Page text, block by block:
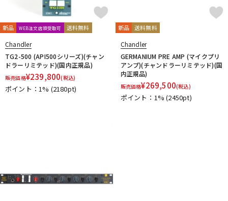
新品 WEB注文店頭受取可 送料無料
Chandler
TG2-500 (API500シリーズ)(チャン
ドラーリミテッド)(国内正規品)
販売価格¥239,800(税込)
ポイント：1% (2180pt)
新品 送料無料
Chandler
GERMANIUM PRE AMP (マイクプリ
アンプ)(チャンドラーリミテッド)(国
内正規品)
販売価格¥269,500(税込)
ポイント：1%(2450pt)